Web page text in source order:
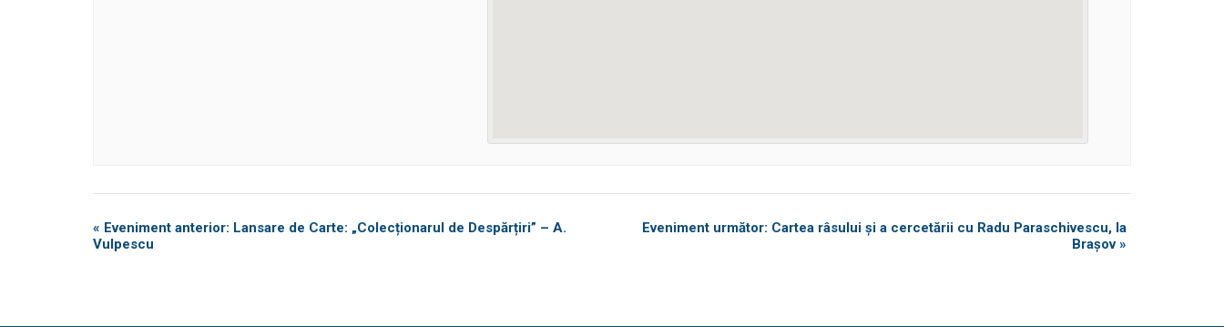
Eveniment
Navigation
« Eveniment anterior: Lansare de Carte: „Colecționarul de Despărțiri” – A.
Vulpescu
Eveniment următor: Cartea râsului și a cercetării cu Radu Paraschivescu, la
Brașov»